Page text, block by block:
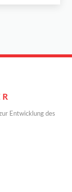
Entwicklung des